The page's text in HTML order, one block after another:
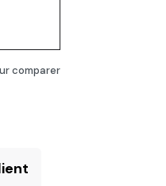
comparer